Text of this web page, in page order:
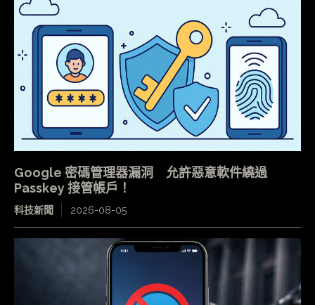
Google 密碼管理器漏洞 允許惡意軟件繞過
Passkey 接管帳戶！
科技新聞 2026-08-05